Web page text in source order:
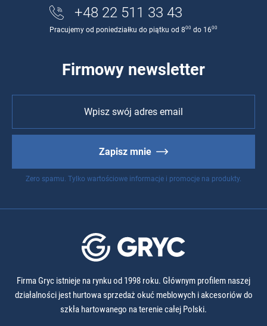
+48 22 511 33 43
Pracujemy od poniedziałku do piątku od 800 do 1600
Firmowy newsletter
Zapisz mnie
Zero spamu. Tylko wartościowe informacje i promocje na produkty.
Firma Gryc istnieje na rynku od 1998 roku. Głównym profilem naszej
działalności jest hurtowa sprzedaż okuć meblowych i akcesoriów do
szkła hartowanego na terenie całej Polski.